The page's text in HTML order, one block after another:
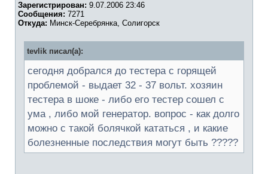
Зарегистрирован: 9.07.2006 23:46
Сообщения: 7271
Откуда: Минск-Серебрянка, Солигорск
tevlik писал(а):
сегодня добрался до тестера с горящей
проблемой - выдает 32 - 37 вольт. хозяин
тестера в шоке - либо его тестер сошел с
ума , либо мой генератор. вопрос - как долго
можно с такой болячкой кататься , и какие
болезненные последствия могут быть ?????